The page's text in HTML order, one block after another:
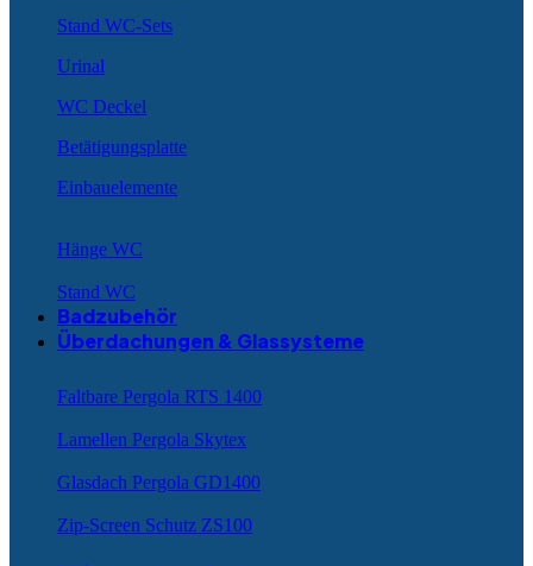
Stand WC-Sets
Urinal
WC Deckel
Betätigungsplatte
Einbauelemente
Hänge WC
Stand WC
Badzubehör
Überdachungen & Glassysteme
Faltbare Pergola RTS 1400
Lamellen Pergola Skytex
Glasdach Pergola GD1400
Zip-Screen Schutz ZS100